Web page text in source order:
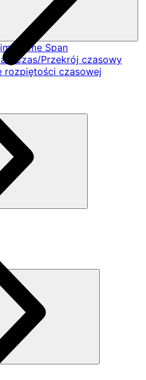
Time Span
i Czas/Przekrój czasowy
rozpiętości czasowej